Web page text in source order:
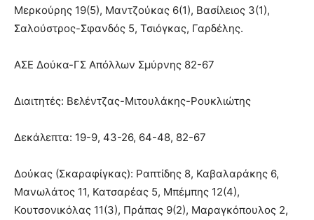
Μερκούρης 19(5), Μαντζούκας 6(1), Βασίλειος 3(1),
Σαλούστρος-Σφανδός 5, Τσιόγκας, Γαρδέλης.
ΑΣΕ Δούκα-ΓΣ Απόλλων Σμύρνης 82-67
Διαιτητές: Βελέντζας-Μιτουλάκης-Ρουκλιώτης
Δεκάλεπτα: 19-9, 43-26, 64-48, 82-67
Δούκας (Σκαραφίγκας): Ραπτίδης 8, Καβαλαράκης 6,
Μανωλάτος 11, Κατσαρέας 5, Μπέμπης 12(4),
Κουτσονικόλας 11(3), Πράπας 9(2), Μαραγκόπουλος 2,